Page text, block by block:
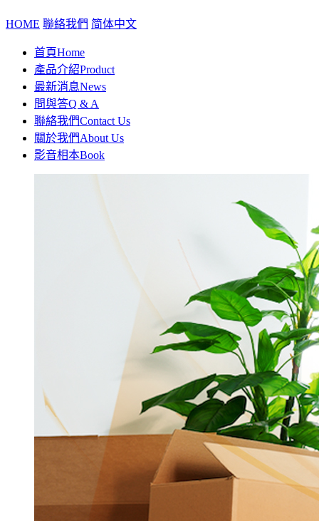
HOME 聯絡我們 简体中文
首頁Home
產品介紹Product
最新消息News
問與答Q & A
聯絡我們Contact Us
關於我們About Us
影音相本Book